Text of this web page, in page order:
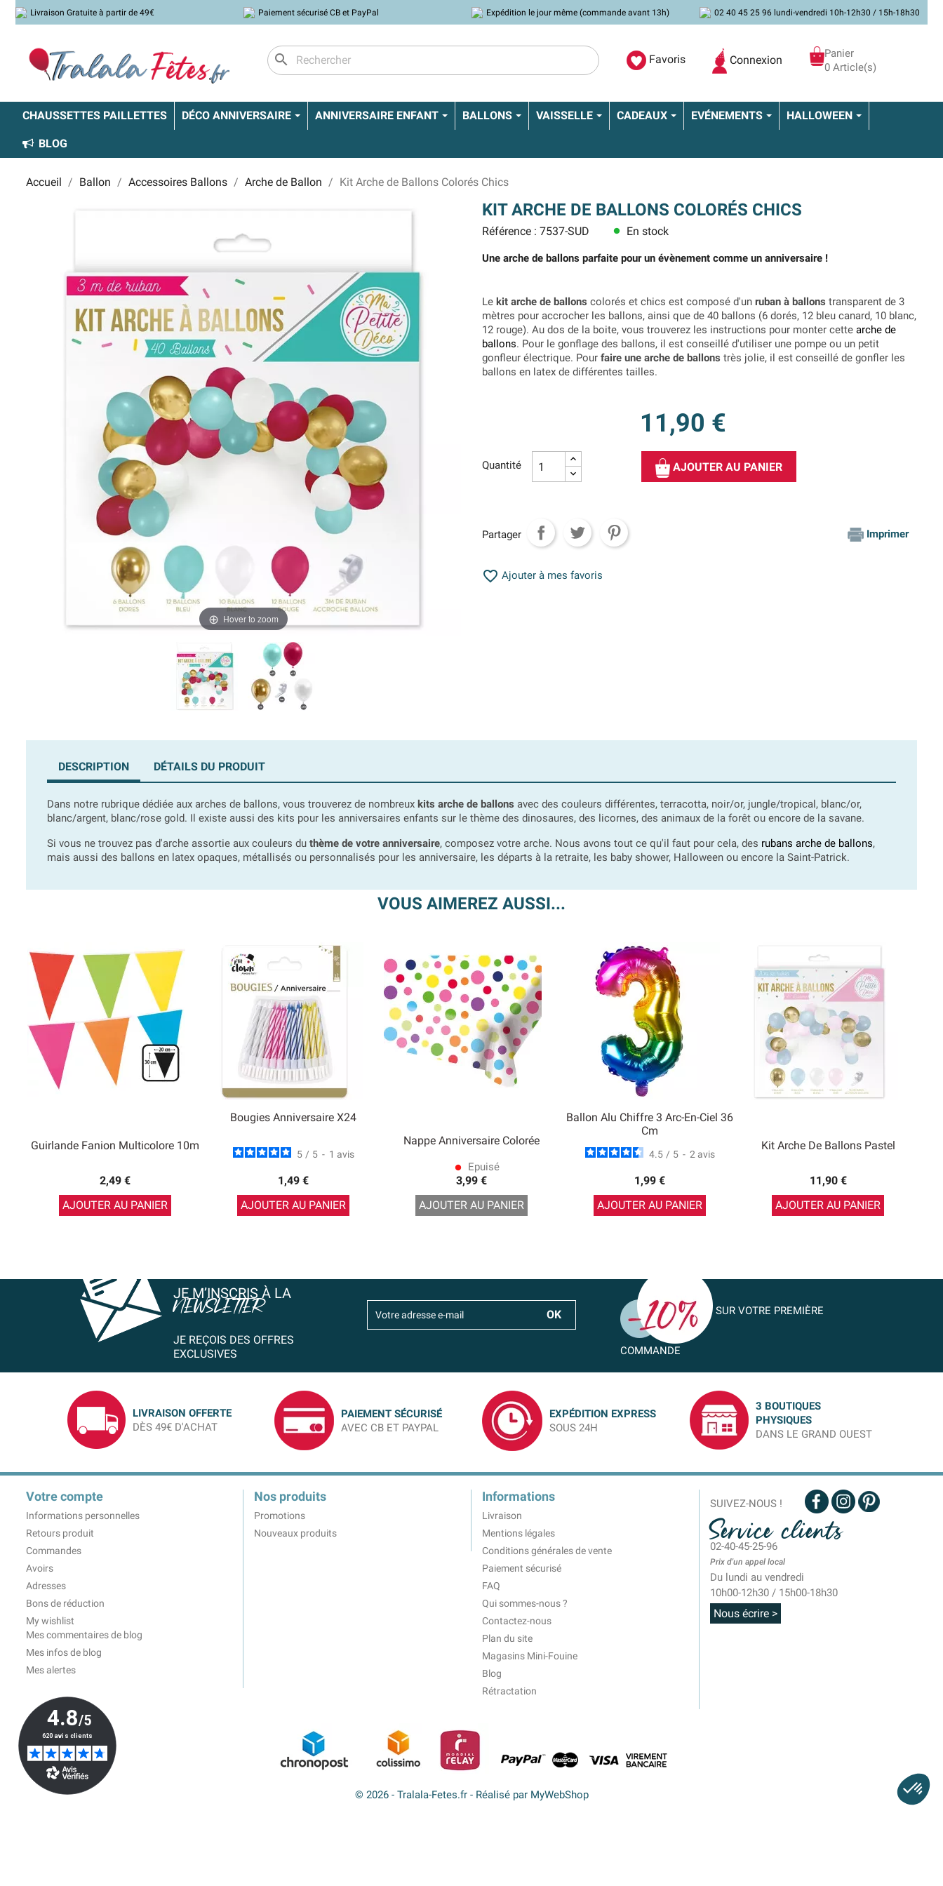
Livraison Gratuite à partir de 49€ Paiement sécurisé CB et PayPal Expédition le jour même (commande avant 13h) 02 40 45 25 96 lundi-vendredi 10h-12h30 / 15h-18h30
search Favoris Connexion
Panier
0 Article(s)
CHAUSSETTES PAILLETTES DÉCO ANNIVERSAIRE ANNIVERSAIRE ENFANT BALLONS VAISSELLE CADEAUX EVÉNEMENTS HALLOWEEN
BLOG
Accueil Ballon Accessoires Ballons Arche de Ballon Kit Arche de Ballons Colorés Chics
Hover to zoom
KIT ARCHE DE BALLONS COLORÉS CHICS
Référence : 7537-SUD lens En stock
Une arche de ballons parfaite pour un évènement comme un anniversaire !
Le kit arche de ballons colorés et chics est composé d'un ruban à ballons transparent de 3
mètres pour accrocher les ballons, ainsi que de 40 ballons (6 dorés, 12 bleu canard, 10 blanc,
12 rouge). Au dos de la boite, vous trouverez les instructions pour monter cette arche de
ballons. Pour le gonflage des ballons, il est conseillé d'utiliser une pompe ou un petit
gonfleur électrique. Pour faire une arche de ballons très jolie, il est conseillé de gonfler les
ballons en latex de différentes tailles.
11,90 €
Quantité AJOUTER AU PANIER
Partager Imprimer
 Ajouter à mes favoris
DESCRIPTION DÉTAILS DU PRODUIT
Dans notre rubrique dédiée aux arches de ballons, vous trouverez de nombreux kits arche de ballons avec des couleurs différentes, terracotta, noir/or, jungle/tropical, blanc/or,
blanc/argent, blanc/rose gold. Il existe aussi des kits pour les anniversaires enfants sur le thème des dinosaures, des licornes, des animaux de la forêt ou encore de la savane.
Si vous ne trouvez pas d'arche assortie aux couleurs du thème de votre anniversaire, composez votre arche. Nous avons tout ce qu'il faut pour cela, des rubans arche de ballons,
mais aussi des ballons en latex opaques, métallisés ou personnalisés pour les anniversaire, les départs à la retraite, les baby shower, Halloween ou encore la Saint-Patrick.
VOUS AIMEREZ AUSSI...
Guirlande Fanion Multicolore 10m
2,49 €
AJOUTER AU PANIER
Bougies Anniversaire X24
5 / 5 - 1 avis
1,49 €
AJOUTER AU PANIER
Nappe Anniversaire Colorée
lens Epuisé
3,99 €
AJOUTER AU PANIER
Ballon Alu Chiffre 3 Arc-En-Ciel 36
Cm
4.5 / 5 - 2 avis
1,99 €
AJOUTER AU PANIER
Kit Arche De Ballons Pastel
11,90 €
AJOUTER AU PANIER
JE M’INSCRIS À LA
NEWSLETTER
JE REÇOIS DES OFFRES
EXCLUSIVES
SUR VOTRE PREMIÈRE
COMMANDE
LIVRAISON OFFERTE
DÈS 49€ D'ACHAT
PAIEMENT SÉCURISÉ
AVEC CB ET PAYPAL
EXPÉDITION EXPRESS
SOUS 24H
3 BOUTIQUES
PHYSIQUES
DANS LE GRAND OUEST
Votre compte
Informations personnelles
Retours produit
Commandes
Avoirs
Adresses
Bons de réduction
My wishlist
Mes commentaires de blog
Mes infos de blog
Mes alertes
Nos produits
Promotions
Nouveaux produits
Informations
Livraison
Mentions légales
Conditions générales de vente
Paiement sécurisé
FAQ
Qui sommes-nous ?
Contactez-nous
Plan du site
Magasins Mini-Fouine
Blog
Rétractation
SUIVEZ-NOUS !
Service clients
02-40-45-25-96
Prix d'un appel local
Du lundi au vendredi
10h00-12h30 / 15h00-18h30
Nous écrire >
© 2026 - Tralala-Fetes.fr - Réalisé par MyWebShop